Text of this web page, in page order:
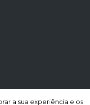
a sua experiência e os
a sua experiência e os